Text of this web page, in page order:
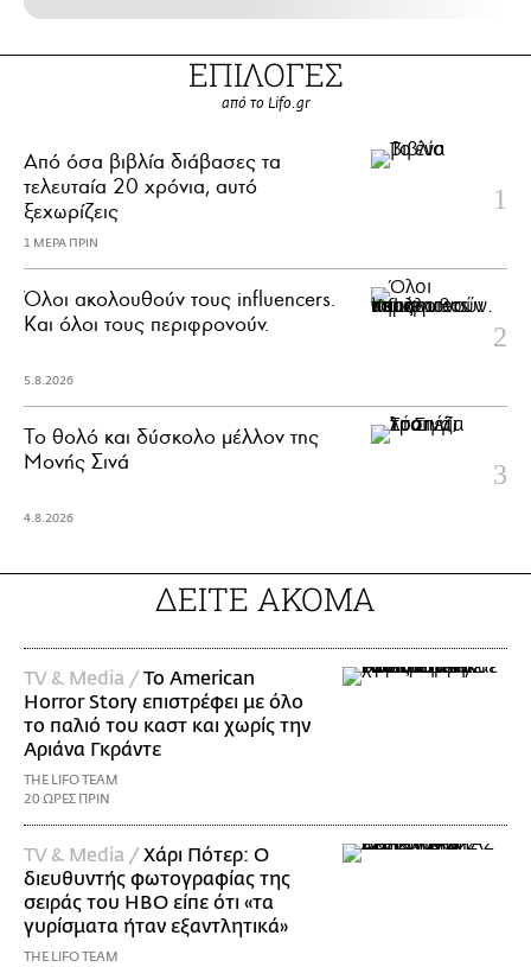
ΕΠΙΛΟΓΕΣ
από το Lifo.gr
Από όσα βιβλία διάβασες τα
τελευταία 20 χρόνια, αυτό
ξεχωρίζεις
1 ΜΕΡΑ ΠΡΙΝ
Όλοι ακολουθούν τους influencers.
Και όλοι τους περιφρονούν.
5.8.2026
Το θολό και δύσκολο μέλλον της
Μονής Σινά
4.8.2026
ΔΕΙΤΕ ΑΚΟΜΑ
TV & Media / Το American
Horror Story επιστρέφει με όλο
το παλιό του καστ και χωρίς την
Αριάνα Γκράντε
THE LIFO TEAM
20 ΩΡΕΣ ΠΡΙΝ
TV & Media / Χάρι Πότερ: Ο
διευθυντής φωτογραφίας της
σειράς του HBO είπε ότι «τα
γυρίσματα ήταν εξαντλητικά»
THE LIFO TEAM